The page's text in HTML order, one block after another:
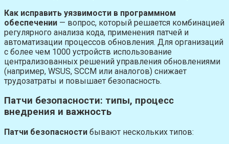
Как исправить уязвимости в программном
обеспечении — вопрос, который решается комбинацией
регулярного анализа кода, применения патчей и
автоматизации процессов обновления. Для организаций
с более чем 1000 устройств использование
централизованных решений управления обновлениями
(например, WSUS, SCCM или аналогов) снижает
трудозатраты и повышает безопасность.
Патчи безопасности: типы, процесс
внедрения и важность
Патчи безопасности бывают нескольких типов: